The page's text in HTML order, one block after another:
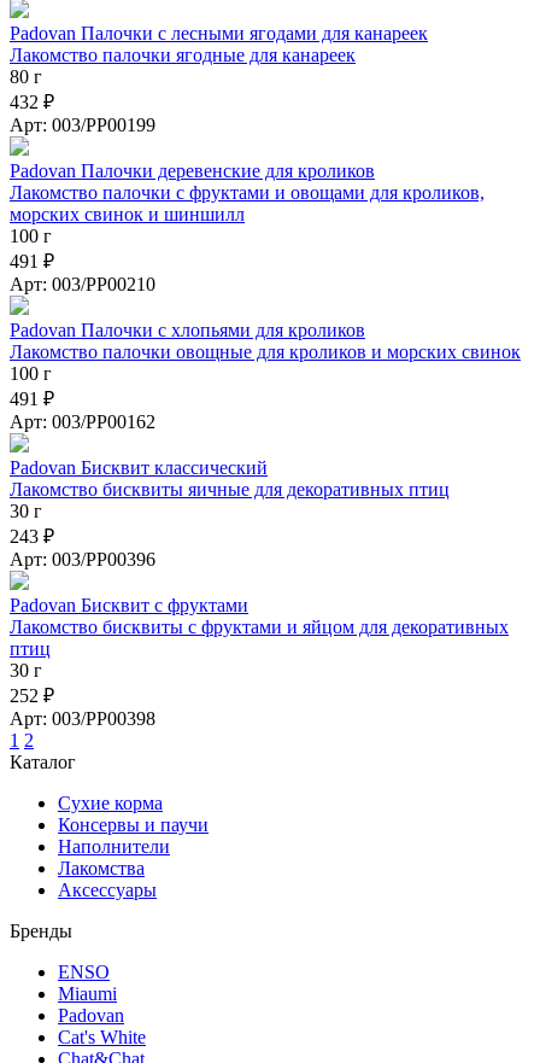
Padovan Палочки с лесными ягодами для канареек
Лакомство палочки ягодные для канареек
80 г
432 ₽
Арт: 003/PP00199
Padovan Палочки деревенские для кроликов
Лакомство палочки с фруктами и овощами для кроликов,
морских свинок и шиншилл
100 г
491 ₽
Арт: 003/PP00210
Padovan Палочки с хлопьями для кроликов
Лакомство палочки овощные для кроликов и морских свинок
100 г
491 ₽
Арт: 003/PP00162
Padovan Бисквит классический
Лакомство бисквиты яичные для декоративных птиц
30 г
243 ₽
Арт: 003/PP00396
Padovan Бисквит с фруктами
Лакомство бисквиты с фруктами и яйцом для декоративных
птиц
30 г
252 ₽
Арт: 003/PP00398
1 2
Каталог
Сухие корма
Консервы и паучи
Наполнители
Лакомства
Аксессуары
Бренды
ENSO
Miaumi
Padovan
Cat's White